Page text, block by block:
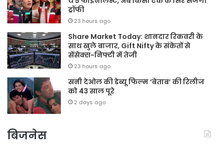
ट्रॉफी
23 hours ago
Share Market Today: शानदार रिकवरी के
साथ खुले बाजार, Gift Nifty के संकेतों से
सेंसेक्स-निफ्टी में तेजी
23 hours ago
सनी देओल की डेब्यू फिल्म ‘बेताब’ की रिलीज
को 43 साल पूरे
2 days ago
बिजनेस